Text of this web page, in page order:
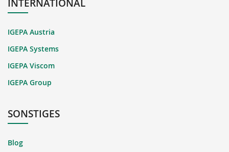
INTERNATIONAL
IGEPA Austria
IGEPA Systems
IGEPA Viscom
IGEPA Group
SONSTIGES
Blog